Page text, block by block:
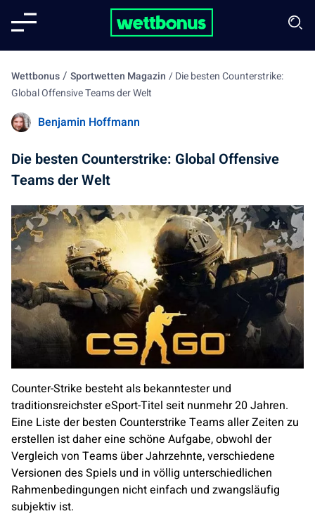
Wettbonus/ Sportwetten Magazin /Die besten Counterstrike:
Global Offensive Teams der Welt
Benjamin Hoffmann
Die besten Counterstrike: Global Offensive
Teams der Welt
Counter-Strike besteht als bekanntester und
traditionsreichster eSport-Titel seit nunmehr 20 Jahren.
Eine Liste der besten Counterstrike Teams aller Zeiten zu
erstellen ist daher eine schöne Aufgabe, obwohl der
Vergleich von Teams über Jahrzehnte, verschiedene
Versionen des Spiels und in völlig unterschiedlichen
Rahmenbedingungen nicht einfach und zwangsläufig
subjektiv ist.